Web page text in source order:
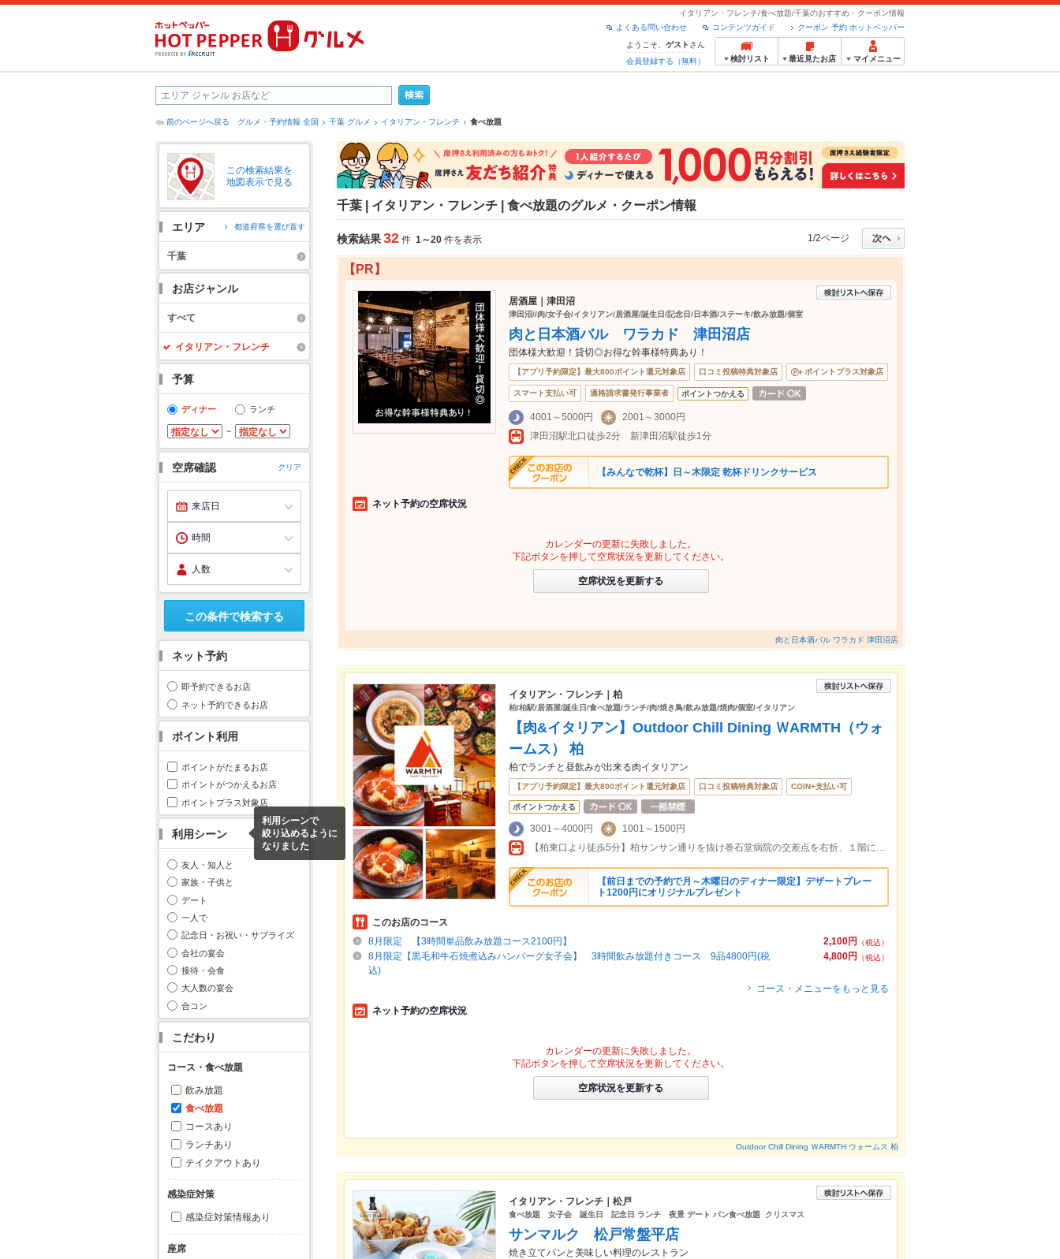
イタリアン・フレンチ/食べ放題/千葉のおすすめ・クーポン情報
クーポン 予約 ホットペッパー
コンテンツガイド
よくある問い合わせ
ようこそ、 ゲスト さん
会員登録する（無料）
検討リスト 最近見たお店 マイメニュー
前のページへ戻る グルメ・予約情報 全国 千葉 グルメ イタリアン・フレンチ 食べ放題
この検索結果を
地図表示で見る
エリア 都道府県を選び直す
千葉
お店ジャンル
すべて
イタリアン・フレンチ
予算
ディナー ランチ
～
空席確認 クリア
この条件で検索する
ネット予約
即予約できるお店
ネット予約できるお店
ポイント利用
ポイントがたまるお店
ポイントがつかえるお店
ポイントプラス対象店
利用シーン
利用シーンで
絞り込めるように
なりました
友人・知人と
家族・子供と
デート
一人で
記念日・お祝い・サプライズ
会社の宴会
接待・会食
大人数の宴会
合コン
こだわり
コース・食べ放題
飲み放題
食べ放題
コースあり
ランチあり
テイクアウトあり
感染症対策
感染症対策情報あり
座席
千葉 | イタリアン・フレンチ | 食べ放題のグルメ・クーポン情報
検索結果32 件 1～20 件を表示 1/2ページ
【PR】
居酒屋｜津田沼
津田沼//肉/女子会/イタリアン/居酒屋/誕生日/記念日/日本酒/ステーキ/飲み放題/個室
肉と日本酒バル ワラカド 津田沼店
団体様大歓迎！貸切◎お得な幹事様特典あり！
【アプリ予約限定】最大800ポイント還元対象店 口コミ投稿特典対象店 ポイントプラス対象店
スマート支払い可 適格請求書発行事業者 ポイントつかえる
4001～5000円
2001～3000円
津田沼駅北口徒歩2分 新津田沼駅徒歩1分
【みんなで乾杯】日～木限定 乾杯ドリンクサービス
ネット予約の空席状況
カレンダーの更新に失敗しました。
下記ボタンを押して空席状況を更新してください。
空席状況を更新する
肉と日本酒バル ワラカド 津田沼店
イタリアン・フレンチ｜柏
柏/柏駅/居酒屋/誕生日/食べ放題/ランチ/肉/焼き鳥/飲み放題/焼肉/個室/イタリアン
【肉&イタリアン】Outdoor Chill Dining ＷARMTH（ウォ
ームス） 柏
柏でランチと昼飲みが出来る肉イタリアン
【アプリ予約限定】最大800ポイント還元対象店 口コミ投稿特典対象店 COIN+支払い可
ポイントつかえる
3001～4000円
1001～1500円
【柏東口より徒歩5分】柏サンサン通りを抜け巻石堂病院の交差点を右折、１階に焼き鳥、ひよこさんの建物の2Fです!!
【前日までの予約で月～木曜日のディナー限定】デザートプレー
ト1200円にオリジナルプレゼント
このお店のコース
2,100円
（税込）
8月限定 【3時間単品飲み放題コース2100円】
4,800円
（税込）
8月限定【黒毛和牛石焼煮込みハンバーグ女子会】 3時間飲み放題付きコース 9品4800円(税
込)
コース・メニューをもっと見る
ネット予約の空席状況
カレンダーの更新に失敗しました。
下記ボタンを押して空席状況を更新してください。
空席状況を更新する
Outdoor Chill Dining ＷARMTH ウォームス 柏
イタリアン・フレンチ｜松戸
食べ放題 女子会 誕生日 記念日 ランチ 夜景 デート パン食べ放題 クリスマス
サンマルク 松戸常盤平店
焼き立てパンと美味しい料理のレストラン